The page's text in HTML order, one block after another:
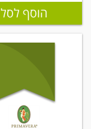
הוסף לסל